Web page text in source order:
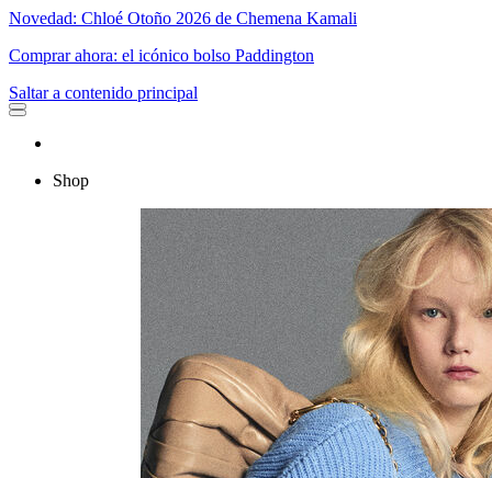
Novedad: Chloé Otoño 2026 de Chemena Kamali
Comprar ahora: el icónico bolso Paddington
Saltar a contenido principal
Shop